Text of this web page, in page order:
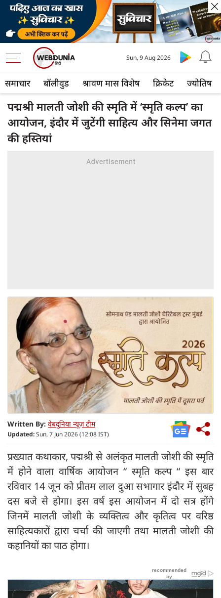
समाचार बॉलीवुड श्रावण मास विशेष क्रिकेट ज्योतिष
Sun, 9 Aug 2026
पद्मश्री मालती जोशी की स्मृति में ‘स्मृति कल्प’ का
आयोजन, इंदौर में जुटेंगी साहित्य और सिनेमा जगत
की हस्तियां
Written By: वेबदुनिया न्यूज़ टीम
Updated:Sun, 7 Jun 2026 (12:08 IST)
प्रख्यात कथाकार, पद्मश्री से अलंकृत मालती जोशी की स्मृति
में होने वाला वार्षिक आयोजन “ स्मृति कल्प “ इस बार
रविवार 14 जून को प्रीतम लाल दुआ सभागार इंदौर में सुबह
दस बजे से होगा। इस वर्ष इस आयोजन में दो सत्र होंगे
जिनमें मालती जोशी के व्यक्तित्व और कृतित्व पर वरिष्ठ
साहित्यकारों द्वारा चर्चा की जाएगी तथा मालती जोशी की
कहानियों का पाठ होगा।